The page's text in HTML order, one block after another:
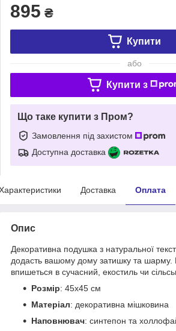
895 ₴
Купити
або
Купити з
Що таке купити з Пром?
Замовлення під захистом
Доступна доставка
Доставка Оплата
Опис
Декоративна подушка з натуральної
додасть вашому дому затишку та шарму.
впишеться в сучасний, екостиль чи
Розмір: 45х45 см
Матеріал: декоративна мішковина
Наповнювач: синтепон та